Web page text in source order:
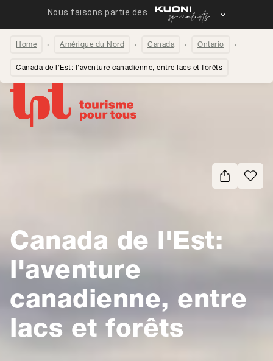
Home Amérique du Nord Canada Ontario
Canada de l'Est: l'aventure canadienne, entre lacs et forêts
Canada de l'Est:
l'aventure
canadienne, entre
lacs et forêts